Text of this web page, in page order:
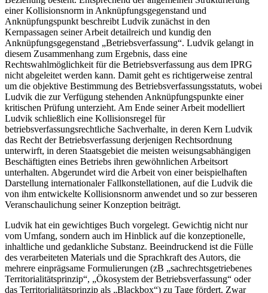
einer Kollisionsnorm in Anknüpfungsgegenstand und
Anknüpfungspunkt beschreibt Ludvik zunächst in den
Kernpassagen seiner Arbeit detailreich und kundig den
Anknüpfungsgegenstand „Betriebsverfassung“. Ludvik gelangt in
diesem Zusammenhang zum Ergebnis, dass eine
Rechtswahlmöglichkeit für die Betriebsverfassung aus dem IPRG
nicht abgeleitet werden kann. Damit geht es richtigerweise zentral
um die objektive Bestimmung des Betriebsverfassungsstatuts, wobei
Ludvik die zur Verfügung stehenden Anknüpfungspunkte einer
kritischen Prüfung unterzieht. Am Ende seiner Arbeit modelliert
Ludvik schließlich eine Kollisionsregel für
betriebsverfassungsrechtliche Sachverhalte, in deren Kern Ludvik
das Recht der Betriebsverfassung derjenigen Rechtsordnung
unterwirft, in deren Staatsgebiet die meisten weisungsabhängigen
Beschäftigten eines Betriebs ihren gewöhnlichen Arbeitsort
unterhalten. Abgerundet wird die Arbeit von einer beispielhaften
Darstellung internationaler Fallkonstellationen, auf die Ludvik die
von ihm entwickelte Kollisionsnorm anwendet und so zur besseren
Veranschaulichung seiner Konzeption beiträgt.
Ludvik hat ein gewichtiges Buch vorgelegt. Gewichtig nicht nur
vom Umfang, sondern auch im Hinblick auf die konzeptionelle,
inhaltliche und gedankliche Substanz. Beeindruckend ist die Fülle
des verarbeiteten Materials und die Sprachkraft des Autors, die
mehrere einprägsame Formulierungen (zB „sachrechtsgetriebenes
Territorialitätsprinzip“, „Ökosystem der Betriebsverfassung“ oder
das Territorialitätsprinzip als „Blackbox“) zu Tage fördert. Zwar